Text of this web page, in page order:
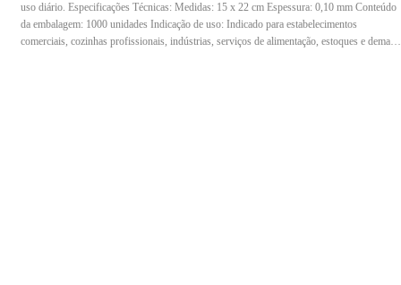
uso diário. Especificações Técnicas: Medidas: 15 x 22 cm Espessura: 0,10 mm Conteúdo
da embalagem: 1000 unidades Indicação de uso: Indicado para estabelecimentos
comerciais, cozinhas profissionais, indústrias, serviços de alimentação, estoques e demais